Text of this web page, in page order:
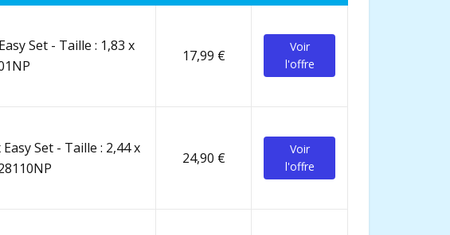
Set - Taille : 1,83 x
17,99 €
Voir
l'offre
Set - Taille : 2,44 x
24,90 €
Voir
l'offre